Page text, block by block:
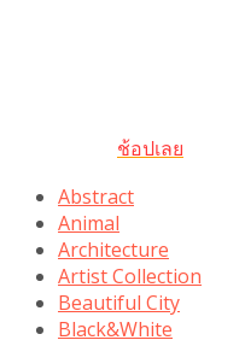
ช้อปเลย
Abstract
Animal
Architecture
Artist Collection
Beautiful City
Black&White